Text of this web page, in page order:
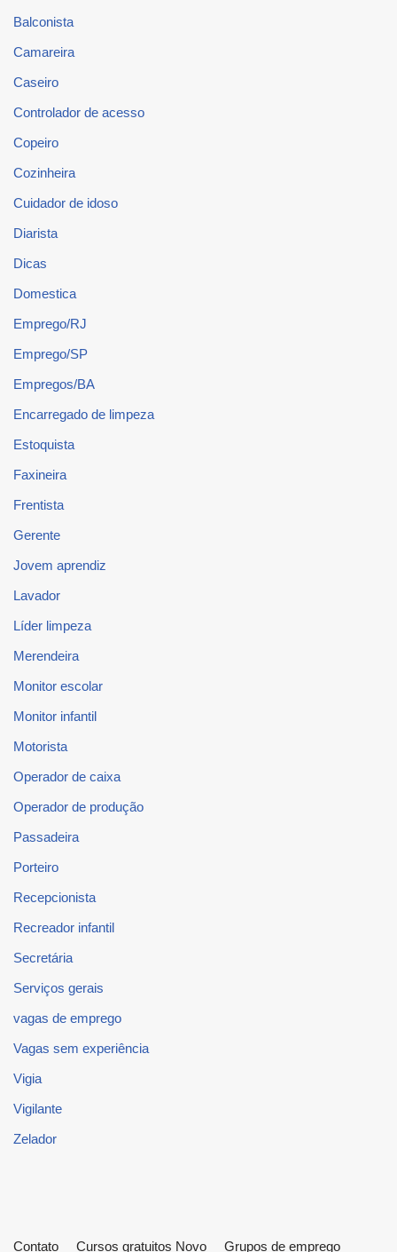
Balconista
Camareira
Caseiro
Controlador de acesso
Copeiro
Cozinheira
Cuidador de idoso
Diarista
Dicas
Domestica
Emprego/RJ
Emprego/SP
Empregos/BA
Encarregado de limpeza
Estoquista
Faxineira
Frentista
Gerente
Jovem aprendiz
Lavador
Líder limpeza
Merendeira
Monitor escolar
Monitor infantil
Motorista
Operador de caixa
Operador de produção
Passadeira
Porteiro
Recepcionista
Recreador infantil
Secretária
Serviços gerais
vagas de emprego
Vagas sem experiência
Vigia
Vigilante
Zelador
Contato Cursos gratuitos Novo Grupos de emprego